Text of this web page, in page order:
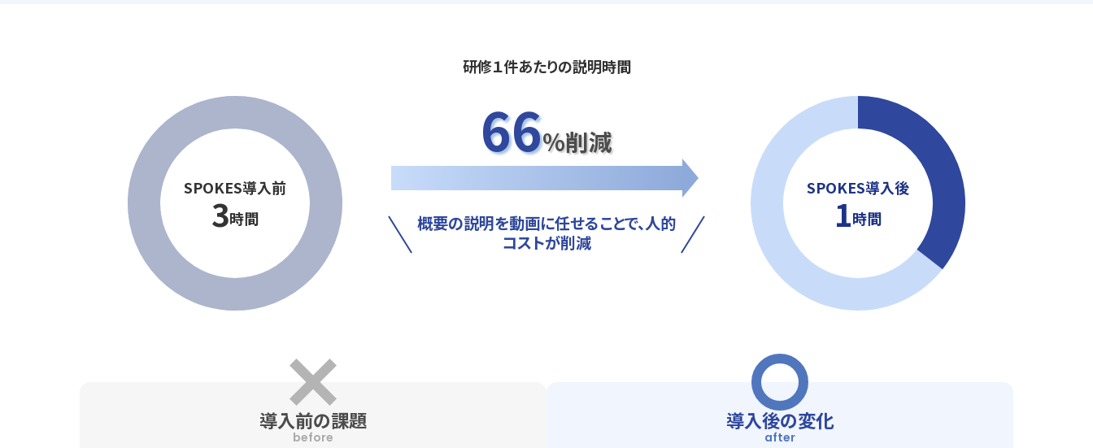
研修１件あたりの説明時間
SPOKES導入前
3時間
66%削減
概要の説明を動画に任せることで、人的
コストが削減
SPOKES導入後
1時間
導入前の課題
before
導入後の変化
after